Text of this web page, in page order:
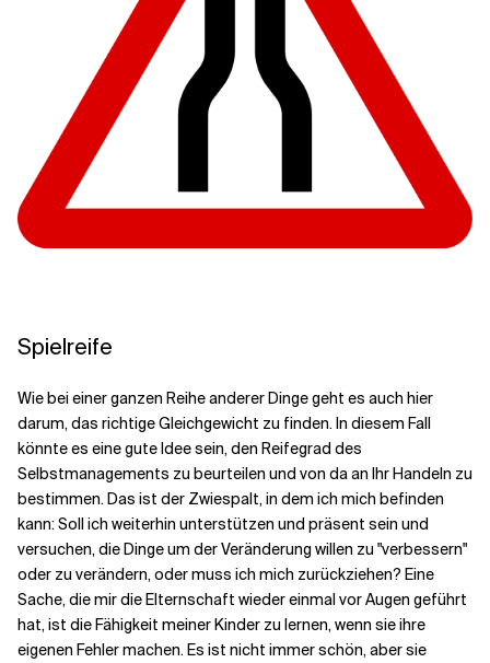
Spielreife
Wie bei einer ganzen Reihe anderer Dinge geht es auch hier
darum, das richtige Gleichgewicht zu finden. In diesem Fall
könnte es eine gute Idee sein, den Reifegrad des
Selbstmanagements zu beurteilen und von da an Ihr Handeln zu
bestimmen. Das ist der Zwiespalt, in dem ich mich befinden
kann: Soll ich weiterhin unterstützen und präsent sein und
versuchen, die Dinge um der Veränderung willen zu "verbessern"
oder zu verändern, oder muss ich mich zurückziehen? Eine
Sache, die mir die Elternschaft wieder einmal vor Augen geführt
hat, ist die Fähigkeit meiner Kinder zu lernen, wenn sie ihre
eigenen Fehler machen. Es ist nicht immer schön, aber sie